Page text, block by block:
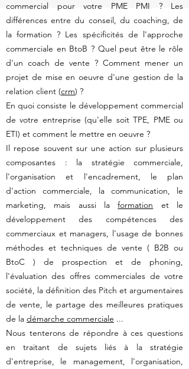
commercial pour votre PME PMI ? Les
différences entre du conseil, du coaching, de
la formation ? Les spécificités de l'approche
commerciale en BtoB ? Quel peut être le rôle
d'un coach de vente ? Comment mener un
projet de mise en oeuvre d'une gestion de la
relation client (crm) ?
En quoi consiste le développement commercial
de votre entreprise (qu'elle soit TPE, PME ou
ETI) et comment le mettre en oeuvre ?
Il repose souvent sur une action sur plusieurs
composantes : la stratégie commerciale,
l'organisation et l'encadrement, le plan
d'action commerciale, la communication, le
marketing, mais aussi laformation et le
développement des compétences des
commerciaux et managers, l'usage de bonnes
méthodes et techniques de vente ( B2B ou
BtoC ) de prospection et de phoning,
l'évaluation des offres commerciales de votre
société, la définition des Pitch et argumentaires
de vente, le partage des meilleures pratiques
de la démarche commerciale ...
Nous tenterons de répondre à ces questions
en traitant de sujets liés à la stratégie
d'entreprise, le management, l'organisation,